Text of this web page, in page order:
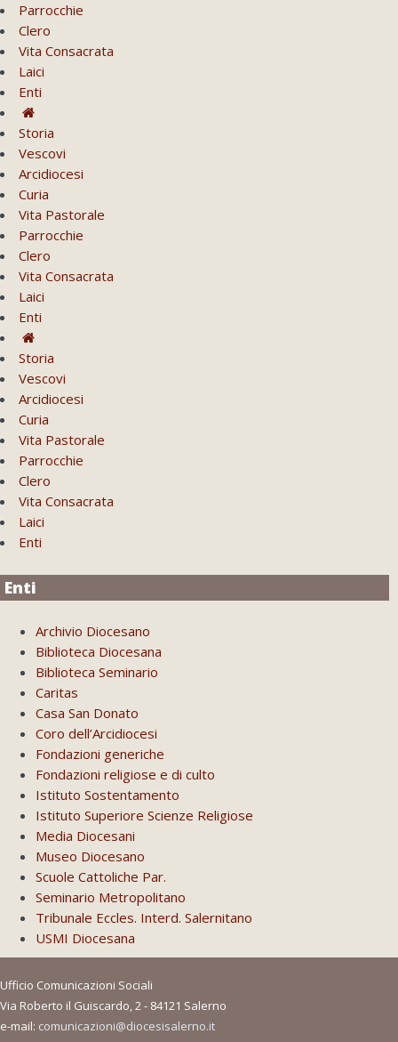
Parrocchie
Clero
Vita Consacrata
Laici
Enti
Storia
Vescovi
Arcidiocesi
Curia
Vita Pastorale
Parrocchie
Clero
Vita Consacrata
Laici
Enti
Storia
Vescovi
Arcidiocesi
Curia
Vita Pastorale
Parrocchie
Clero
Vita Consacrata
Laici
Enti
Enti
Archivio Diocesano
Biblioteca Diocesana
Biblioteca Seminario
Caritas
Casa San Donato
Coro dell’Arcidiocesi
Fondazioni generiche
Fondazioni religiose e di culto
Istituto Sostentamento
Istituto Superiore Scienze Religiose
Media Diocesani
Museo Diocesano
Scuole Cattoliche Par.
Seminario Metropolitano
Tribunale Eccles. Interd. Salernitano
USMI Diocesana
Ufficio Comunicazioni Sociali
Via Roberto il Guiscardo, 2 - 84121 Salerno
e-mail: comunicazioni@diocesisalerno.it